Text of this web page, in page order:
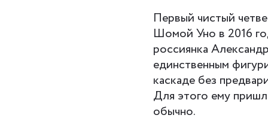
Первый чистый
Шомой Уно в 2016
россиянка
единственным
каскаде без
Для этого ему
обычно.